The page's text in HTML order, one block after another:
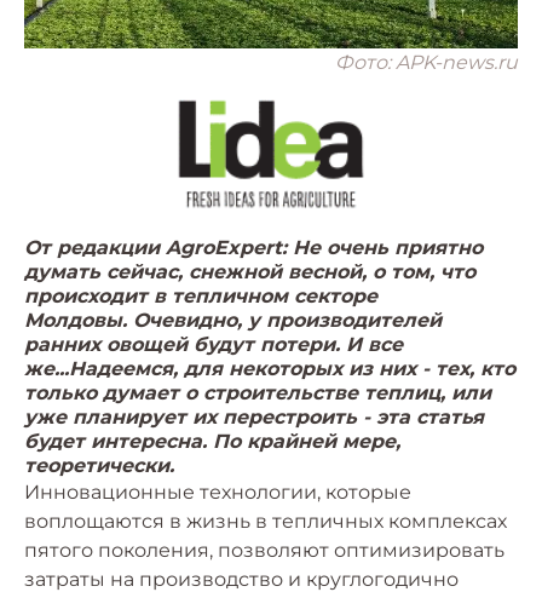
Фото: APK-news.ru
От редакции AgroExpert: Не очень приятно
думать сейчас, снежной весной, о том, что
происходит в тепличном секторе
Молдовы. Очевидно, у производителей
ранних овощей будут потери. И все
же...Надеемся, для некоторых из них - тех, кто
только думает о строительстве теплиц, или
уже планирует их перестроить - эта статья
будет интересна. По крайней мере,
теоретически.
Инновационные технологии, которые
воплощаются в жизнь в тепличных комплексах
пятого поколения, позволяют оптимизировать
затраты на производство и круглогодично